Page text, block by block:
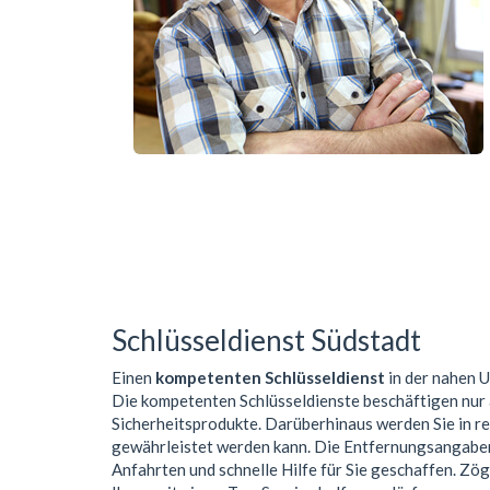
Schlüsseldienst Südstadt
Einen kompetenten Schlüsseldienst in der nahen
Die kompetenten Schlüsseldienste beschäftigen
Sicherheitsprodukte. Darüberhinaus werden Sie in
gewährleistet werden kann. Die
Anfahrten und schnelle Hilfe für Sie geschaffen.